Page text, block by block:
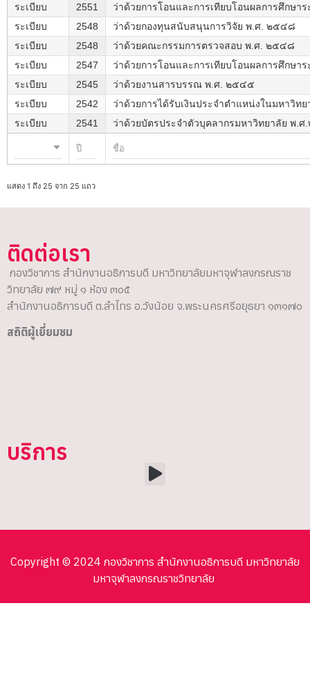
ระเบียบ
2551
ว่าด้วยการโอนและการเทียบโอนผลการศึกษ
ระเบียบ
2548
ว่าด้วยกองทุนสนับสนุนการวิจัย พ.ศ. ๒๕๔๘
ระเบียบ
2548
ว่าด้วยคณะกรรมการตรวจสอบ พ.ศ. ๒๕๔๘
ระเบียบ
2547
ว่าด้วยการโอนและการเทียบโอนผลการศึกษ
ระเบียบ
2545
ว่าด้วยงานสารบรรณ พ.ศ. ๒๕๔๕
ระเบียบ
2542
ว่าด้วยการได้รับเงินประจำตำแหน่งในมหาวิท
ระเบียบ
2541 ว่าด้วยบัตรประจำตัวบุคลากรมหาวิทยาลัย พ.
แสดง 1 ถึง 25 จาก 25 แถว
ติดต่อเรา
กองวิชาการ สำนักงานอธิการบดี มหาวิทยาลัยมหาจุฬาลงกรณราช
วิทยาลัย ๗๙ หมู่ ๑ ห้อง ๓๐๕
สำนักงานอธิการบดี ต.ลำไทร อ.วังน้อย จ.พระนครศรีอยุธยา ๑๓๑๗๐
สถิติผู้เยี่ยมชม
บริการ
Copyright © 2024 กองวิชาการ สำนักงานอธิการบดี มหาวิทยาลัย
มหาจุฬาลงกรณราชวิทยาลัย